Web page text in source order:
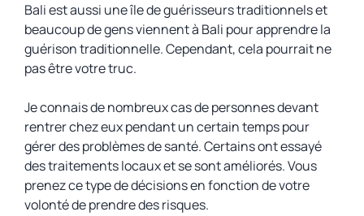
Bali est aussi une île de guérisseurs traditionnels et
beaucoup de gens viennent à Bali pour apprendre la
guérison traditionnelle. Cependant, cela pourrait ne
pas être votre truc.
Je connais de nombreux cas de personnes devant
rentrer chez eux pendant un certain temps pour
gérer des problèmes de santé. Certains ont essayé
des traitements locaux et se sont améliorés. Vous
prenez ce type de décisions en fonction de votre
volonté de prendre des risques.